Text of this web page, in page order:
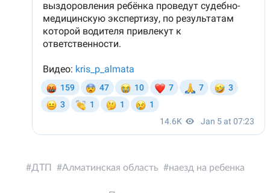
ДТП Алматинская область наезд на ребенка